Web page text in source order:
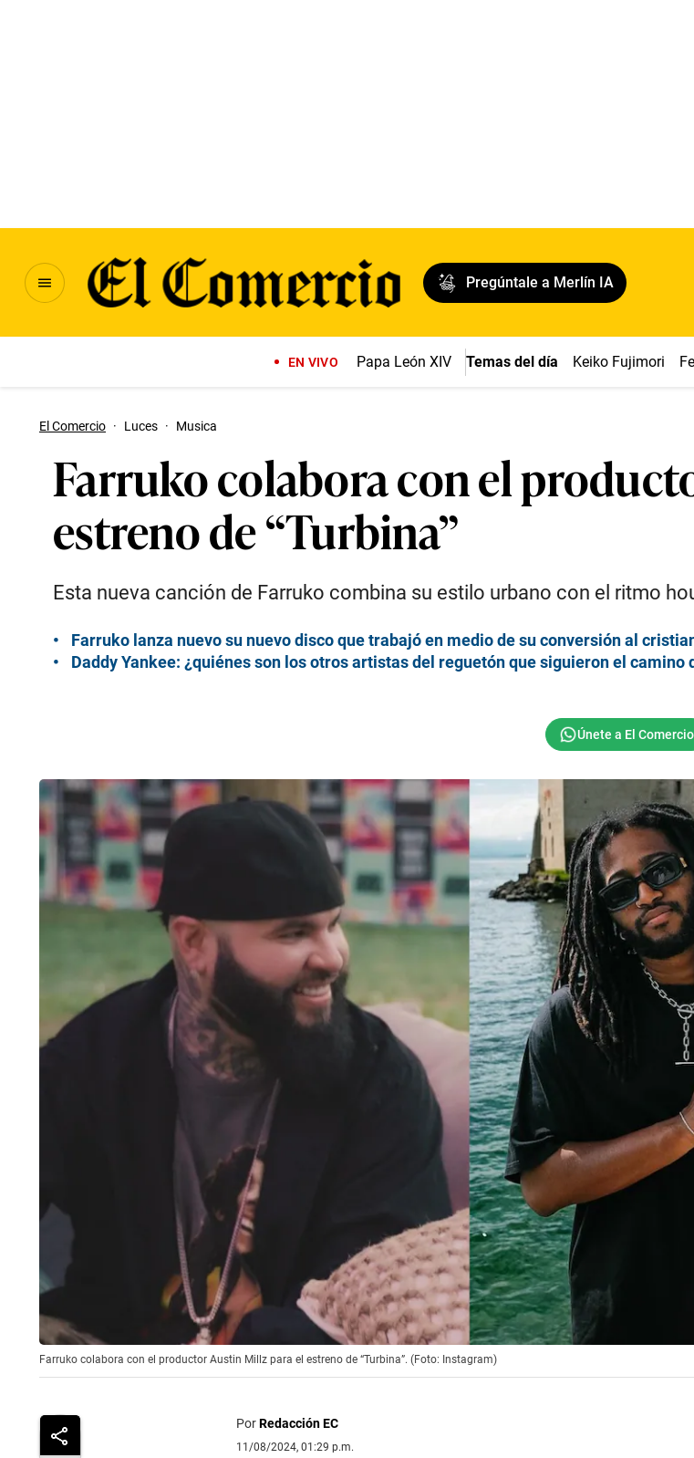
Pregúntale a Merlín IA
EN VIVO Papa León XIV Temas del día Keiko Fujimori
El Comercio · Luces · Musica
Farruko colabora con el
estreno de “Turbina”
Esta nueva canción de Farruko combina su estilo urbano con el ritmo
Farruko lanza nuevo su nuevo disco que trabajó en medio de su conversión al
Daddy Yankee: ¿quiénes son los otros artistas del reguetón que siguieron el camino
Farruko colabora con el productor Austin Millz para el estreno de “Turbina”. (Foto: Instagram)
PorRedacción EC
11/08/2024, 01:29 p.m.